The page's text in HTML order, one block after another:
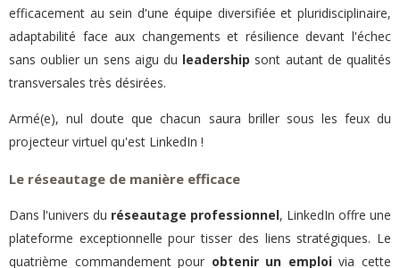
efficacement au sein d'une équipe diversifiée et pluridisciplinaire,
adaptabilité face aux changements et résilience devant l'échec
sans oublier un sens aigu du leadership sont autant de qualités
transversales très désirées.
Armé(e), nul doute que chacun saura briller sous les feux du
projecteur virtuel qu'est LinkedIn !
Le réseautage de manière efficace
Dans l'univers du réseautage professionnel, LinkedIn offre une
plateforme exceptionnelle pour tisser des liens stratégiques. Le
quatrième commandement pour obtenir un emploivia cette